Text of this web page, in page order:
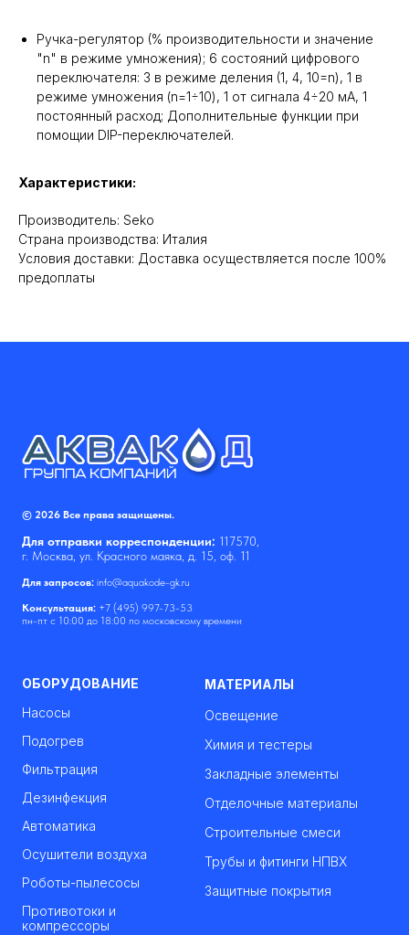
Ручка-регулятор (% производительности и значение
"n" в режиме умножения); 6 состояний цифрового
переключателя: 3 в режиме деления (1, 4, 10=n), 1 в
режиме умножения (n=1÷10), 1 от сигнала 4÷20 мА, 1
постоянный расход; Дополнительные функции при
помощии DIP-переключателей.
Характеристики:
Производитель: Seko
Cтрана производства: Италия
Условия доставки: Доставка осуществляется после 100%
предоплаты
© 2026 Все права защищены.
Для отправки корреспонденции: 117570,
г. Москва, ул. Красного маяка, д. 15, оф. 11
Для запросов: info@aquakode-gk.ru
Консультация: +7 (495) 997-73-53
пн-пт с 10:00 до 18:00 по московскому времени
ОБОРУДОВАНИЕ
Насосы
Подогрев
Фильтрация
Дезинфекция
Автоматика
Осушители воздуха
Роботы-пылесосы
Противотоки и
компрессоры
МАТЕРИАЛЫ
Освещение
Химия и тестеры
Закладные элементы
Отделочные материалы
Строительные смеси
Трубы и фитинги НПВХ
Защитные покрытия